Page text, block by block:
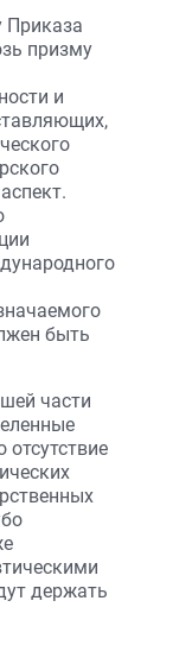
Приказа
призму
и
быть
части
отсутствие
держать